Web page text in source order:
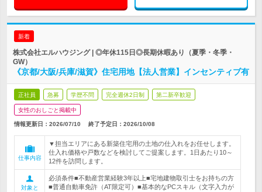
新着
株式会社エルハウジング | ◎年休115日◎長期休暇あり（夏季・冬季・
GW）
《京都/大阪/兵庫/滋賀》住宅用地【法人営業】インセンティブ有
正社員 急募 学歴不問 完全週休2日制 第二新卒歓迎
女性のおしごと掲載中
情報更新日：2026/07/10 終了予定日： 2026/10/08
仕事内容
▼担当エリアにある新築住宅用の土地の仕入れをお任せします。
仕入れ価格や戸数などを検討してご提案します。1日あたり10～
12件を訪問します。
対象と
必須条件■不動産営業経験3年以上■宅地建物取引士をお持ちの方
■普通自動車免許（AT限定可）■基本的なPCスキル（文字入力が